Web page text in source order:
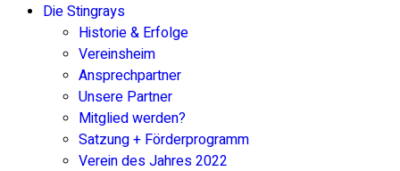
Die Stingrays
Historie & Erfolge
Vereinsheim
Ansprechpartner
Unsere Partner
Mitglied werden?
Satzung + Förderprogramm
Verein des Jahres 2022